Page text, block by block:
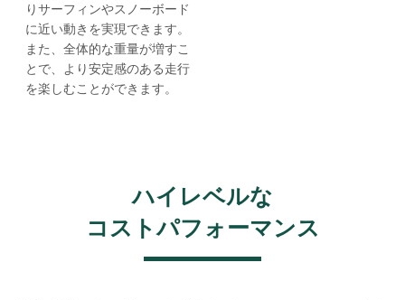
りサーフィンやスノーボード
に近い動きを実現できます。
また、全体的な重量が増すこ
とで、より安定感のある走行
を楽しむことができます。
ハイレベルな
コストパフォーマンス